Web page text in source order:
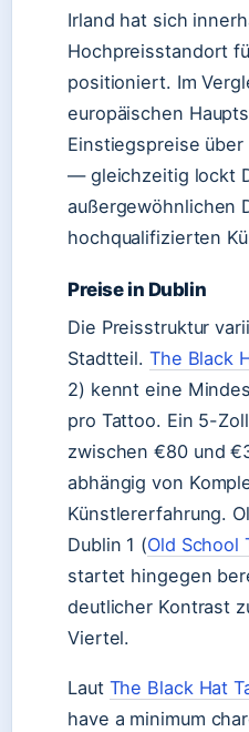
Irland hat sich
Hochpreisstandort
positioniert. Im
europäischen
Einstiegspreise
— gleichzeitig lockt
außergewöhnlichen
hochqualifizierten
Preise in Dublin
Die Preisstruktur
Stadtteil. The Black
2) kennt eine
pro Tattoo. Ein 5-
zwischen €80 und
abhängig von
Künstlererfahrung.
Dublin 1 (Old School
startet hingegen
deutlicher Kontrast
Viertel.
Laut The Black Hat
have a minimum